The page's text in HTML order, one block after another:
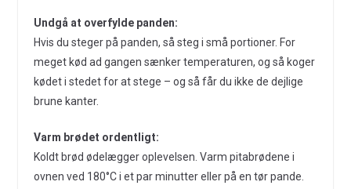
Undgå at overfylde panden:
Hvis du steger på panden, så steg i små portioner. For
meget kød ad gangen sænker temperaturen, og så koger
kødet i stedet for at stege – og så får du ikke de dejlige
brune kanter.
Varm brødet ordentligt:
Koldt brød ødelægger oplevelsen. Varm pitabrødene i
ovnen ved 180°C i et par minutter eller på en tør pande.